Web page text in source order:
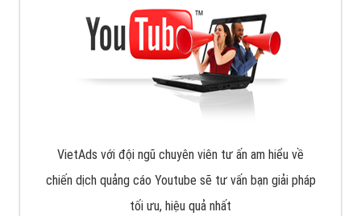
VietAds với đội ngũ chuyên viên tư ấn am hiểu về
chiến dịch quảng cáo Youtube sẽ tư vấn bạn giải pháp
tối ưu, hiệu quả nhất